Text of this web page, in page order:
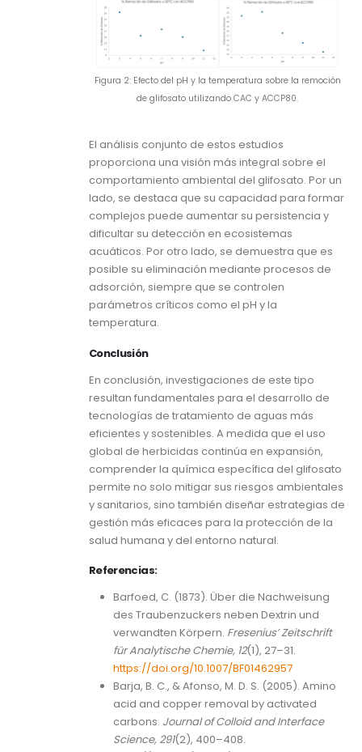
Figura 2: Efecto del pH y la temperatura sobre la remoción
de glifosato utilizando CAC y ACCP80.
El análisis conjunto de estos estudios
proporciona una visión más integral sobre el
comportamiento ambiental del glifosato. Por un
lado, se destaca que su capacidad para formar
complejos puede aumentar su persistencia y
dificultar su detección en ecosistemas
acuáticos. Por otro lado, se demuestra que es
posible su eliminación mediante procesos de
adsorción, siempre que se controlen
parámetros críticos como el pH y la
temperatura.
Conclusión
En conclusión, investigaciones de este tipo
resultan fundamentales para el desarrollo de
tecnologías de tratamiento de aguas más
eficientes y sostenibles. A medida que el uso
global de herbicidas continúa en expansión,
comprender la química específica del glifosato
permite no solo mitigar sus riesgos ambientales
y sanitarios, sino también diseñar estrategias de
gestión más eficaces para la protección de la
salud humana y del entorno natural.
Referencias:
Barfoed, C. (1873). Über die Nachweisung
des Traubenzuckers neben Dextrin und
verwandten Körpern. Fresenius’ Zeitschrift
für Analytische Chemie, 12(1), 27–31.
https://doi.org/10.1007/BF01462957
Barja, B. C., & Afonso, M. D. S. (2005). Amino
acid and copper removal by activated
carbons. Journal of Colloid and Interface
Science, 291(2), 400–408.